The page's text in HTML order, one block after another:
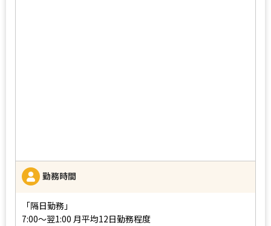
勤務時間
「隔日勤務」
7:00～翌1:00 月平均12日勤務程度